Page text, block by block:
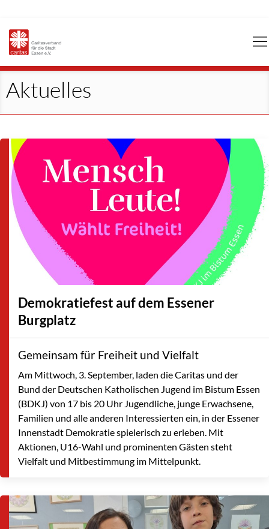
Aktuelles
Demokratiefest auf dem Essener
Burgplatz
Gemeinsam für Freiheit und Vielfalt
Am Mittwoch, 3. September, laden die Caritas und der
Bund der Deutschen Katholischen Jugend im Bistum Essen
(BDKJ) von 17 bis 20 Uhr Jugendliche, junge Erwachsene,
Familien und alle anderen Interessierten ein, in der Essener
Innenstadt Demokratie spielerisch zu erleben. Mit
Aktionen, U16-Wahl und prominenten Gästen steht
Vielfalt und Mitbestimmung im Mittelpunkt.